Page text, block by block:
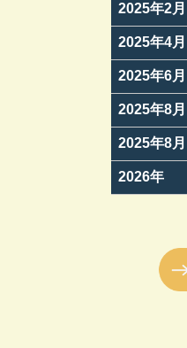
2025年2月
2025年4月
2025年6月
2025年8月
2025年8月
2026年